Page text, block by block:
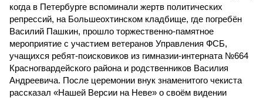
когда в Петербурге вспоминали жертв политических
репрессий, на Большеохтинском кладбище, где погребён
Василий Пашкин, прошло торжественно-памятное
мероприятие с участием ветеранов Управления ФСБ,
учащихся ребят-поисковиков из гимназии-интерната №664
Красногвардейского района и родственников Василия
Андреевича. После церемонии внук знаменитого чекиста
рассказал «Нашей Версии на Неве» о своём видении